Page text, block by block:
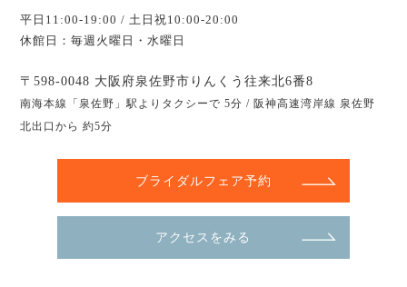
平日11:00-19:00 / 土日祝10:00-20:00
休館日：毎週火曜日・水曜日
〒598-0048 大阪府泉佐野市りんくう往来北6番8
南海本線「泉佐野」駅よりタクシーで 5分 / 阪神高速湾岸線 泉佐野
北出口から 約5分
ブライダルフェア予約
アクセスをみる